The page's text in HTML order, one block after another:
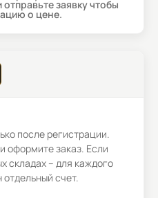
заявку чтобы
о цене.
после регистрации.
оформите заказ. Если
складах – для каждого
счет.